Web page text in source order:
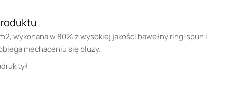
wykonana w 80% z wysokiej jakości bawełny ring-spun i
mechaceniu się bluzy.
tył